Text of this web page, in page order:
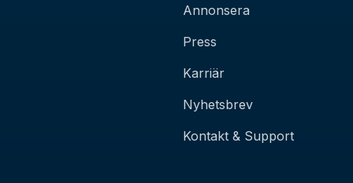
Annonsera
Press
Karriär
Nyhetsbrev
Kontakt & Support